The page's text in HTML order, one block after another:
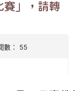
賽」，請轉
數： 55